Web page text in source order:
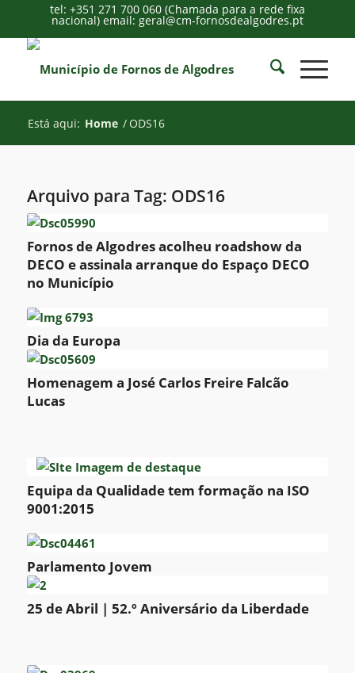
tel: +351 271 700 060 (Chamada para a rede fixa
nacional) email: geral@cm-fornosdealgodres.pt
Está aqui: Home / ODS16
Arquivo para Tag: ODS16
Fornos de Algodres acolheu roadshow da
DECO e assinala arranque do Espaço DECO
no Município
Dia da Europa
Homenagem a José Carlos Freire Falcão
Lucas
Equipa da Qualidade tem formação na ISO
9001:2015
Parlamento Jovem
25 de Abril | 52.º Aniversário da Liberdade